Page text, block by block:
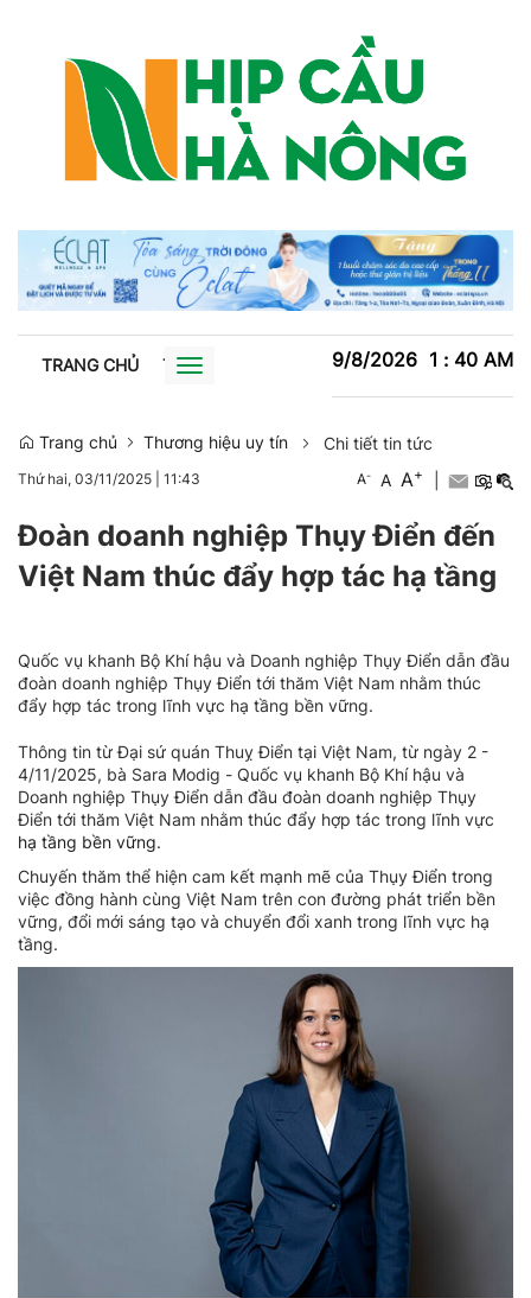
9/8/2026 1 : 40 AM
TRANG CHỦ TIN TỨC TRỒNG TRỌT CHĂN NUÔI
Toggle
Trang chủ Thương hiệu uy tín Chi tiết tin tức
Thứ hai, 03/11/2025 11:43 A- A A+
Đoàn doanh nghiệp Thụy Điển đến
Việt Nam thúc đẩy hợp tác hạ tầng
Quốc vụ khanh Bộ Khí hậu và Doanh nghiệp Thụy Điển dẫn đầu
đoàn doanh nghiệp Thụy Điển tới thăm Việt Nam nhằm thúc
đẩy hợp tác trong lĩnh vực hạ tầng bền vững.
Thông tin từ Đại sứ quán Thuỵ Điển tại Việt Nam, từ ngày 2 -
4/11/2025, bà Sara Modig - Quốc vụ khanh Bộ Khí hậu và
Doanh nghiệp Thụy Điển dẫn đầu đoàn doanh nghiệp Thụy
Điển tới thăm Việt Nam nhằm thúc đẩy hợp tác trong lĩnh vực
hạ tầng bền vững.
Chuyến thăm thể hiện cam kết mạnh mẽ của Thụy Điển trong
việc đồng hành cùng Việt Nam trên con đường phát triển bền
vững, đổi mới sáng tạo và chuyển đổi xanh trong lĩnh vực hạ
tầng.